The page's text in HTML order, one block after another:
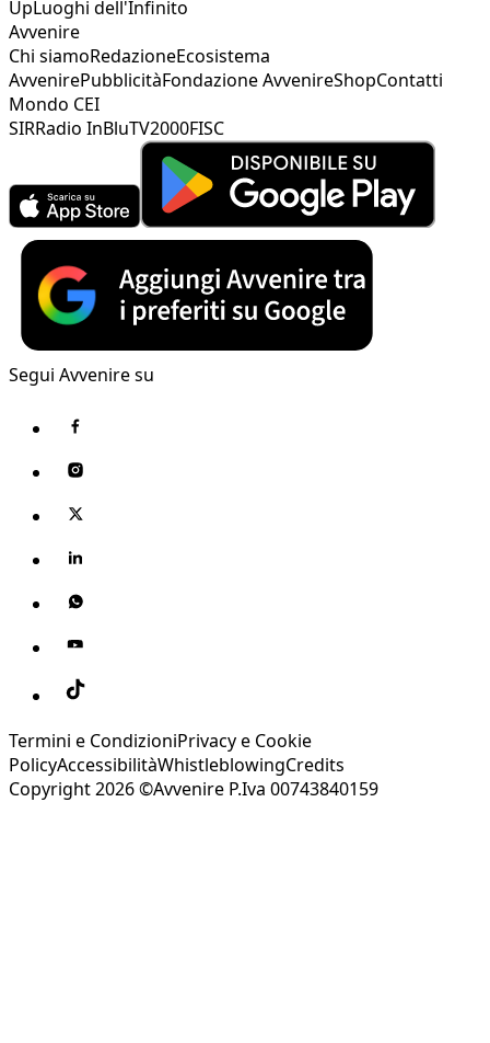
UpLuoghi dell'Infinito
Avvenire
Chi siamoRedazioneEcosistema
AvvenirePubblicitàFondazione AvvenireShopContatti
Mondo CEI
SIRRadio InBluTV2000FISC
Segui Avvenire su
Termini e CondizioniPrivacy e Cookie
PolicyAccessibilitàWhistleblowingCredits
Copyright 2026 ©Avvenire P.Iva 00743840159